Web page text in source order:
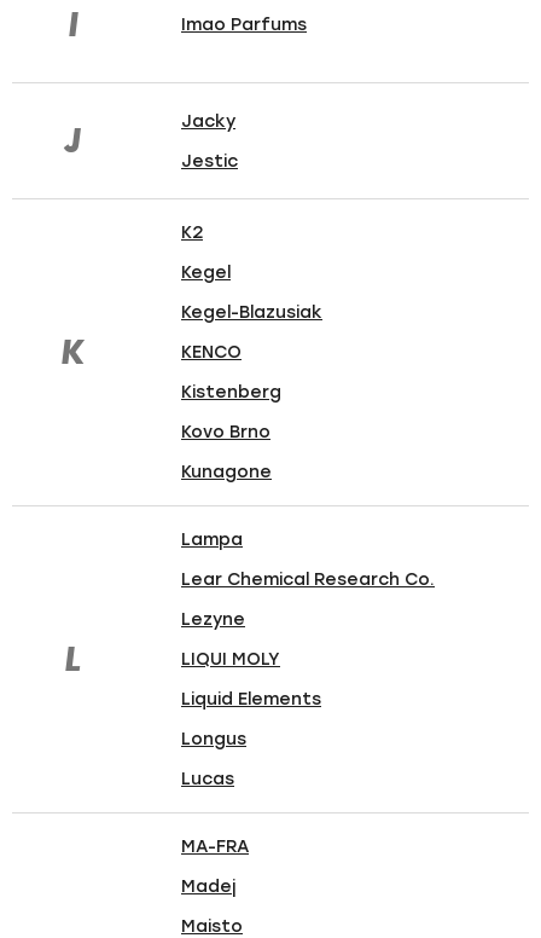
I Imao Parfums
J
Jacky
Jestic
K
K2
Kegel
Kegel-Blazusiak
KENCO
Kistenberg
Kovo Brno
Kunagone
L
Lampa
Lear Chemical Research Co.
Lezyne
LIQUI MOLY
Liquid Elements
Longus
Lucas
MA-FRA
Madej
Maisto